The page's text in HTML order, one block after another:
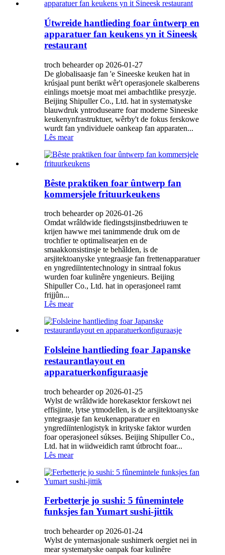
Útwreide hantlieding foar ûntwerp en
apparatuer fan keukens yn it Sineesk
restaurant
troch behearder op 2026-01-27
De globalisaasje fan 'e Sineeske keuken hat in
krúsjaal punt berikt wêr't operasjonele skalberens
einlings moetsje moat mei ambachtlike presyzje.
Beijing Shipuller Co., Ltd. hat in systematyske
blauwdruk yntrodusearre foar moderne Sineeske
keukenynfrastruktuer, wêrby't de fokus ferskowe
wurdt fan yndividuele oankeap fan apparaten...
Lês mear
Bêste praktiken foar ûntwerp fan
kommersjele frituurkeukens
troch behearder op 2026-01-26
Omdat wrâldwide fiedingstsjinstbedriuwen te
krijen hawwe mei tanimmende druk om de
trochfier te optimalisearjen en de
smaakkonsistinsje te behâlden, is de
arsjitektoanyske yntegraasje fan frettenapparatuer
en yngrediïntentechnology in sintraal fokus
wurden foar kulinêre yngenieurs. Beijing
Shipuller Co., Ltd. hat in operasjoneel ramt
frijjûn...
Lês mear
Folsleine hantlieding foar Japanske
restaurantlayout en
apparatuerkonfiguraasje
troch behearder op 2026-01-25
Wylst de wrâldwide horekasektor ferskowt nei
effisjinte, lytse ytmodellen, is de arsjitektoanyske
yntegraasje fan keukenapparatuer en
yngrediïntenlogistyk in krityske faktor wurden
foar operasjoneel súkses. Beijing Shipuller Co.,
Ltd. hat in wiidweidich ramt útbrocht foar...
Lês mear
Ferbetterje jo sushi: 5 fûnemintele
funksjes fan Yumart sushi-jittik
troch behearder op 2026-01-24
Wylst de ynternasjonale sushimerk oergiet nei in
mear systematyske oanpak foar kulinêre